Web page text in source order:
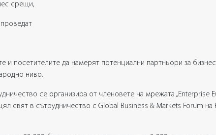
срещи,
проведат
и посетителите да намерят потенциални партньори за бизнес
ниво.
се организира от членовете на мрежата „Enterprise
свят в сътрудничество с Global Business & Markets Forum на